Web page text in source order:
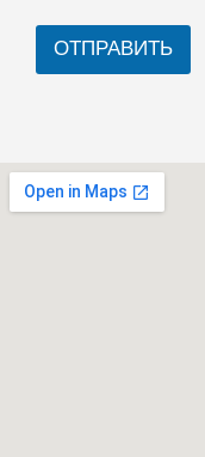
ОТПРАВИТЬ